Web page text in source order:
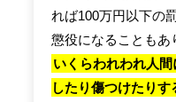
れば100万円以下の
懲役になることもあ
いくらわれわれ人
したり傷つけたりす